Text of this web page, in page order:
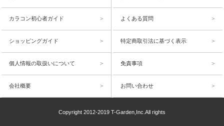
カラコン初心者ガイド よくある質問
ショッピングガイド 特定商取引法に基づく表示
個人情報の取扱いについて 免責事項
会社概要 お問い合わせ
Copyright 2012-2019 T-Garden,Inc.All rights